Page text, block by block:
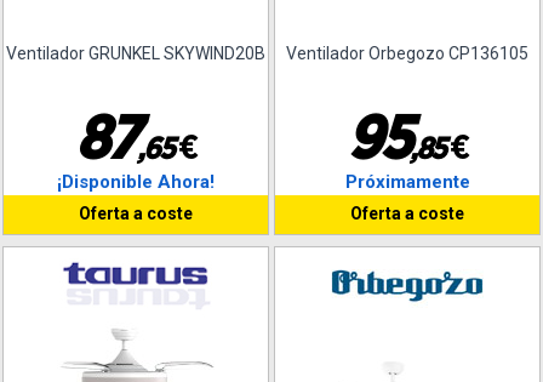
Ventilador GRUNKEL SKYWIND20B
87,65€
¡Disponible Ahora!
Oferta a coste
Ventilador Orbegozo CP136105
95,85€
Próximamente
Oferta a coste